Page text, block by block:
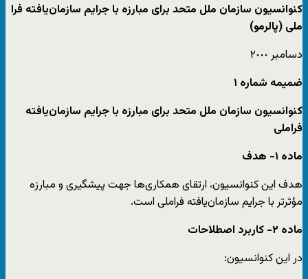
کنوانسیون سازمان ملل متحد برای مبارزه با جرایم سازمان‌یافته فرا
ملی (پالرمو)
دسامبر ٢٠٠٠
ضمیمه شماره ١
کنوانسیون سازمان ملل متحد برای مبارزه با جرایم سازمان‌یافته
فراملی
ماده ١- هدف
هدف این کنوانسیون، ارتقای همکاری‌ها جهت پیشگیری و مبارزه
مؤثرتر با جرایم سازمان‌یافته فراملی است.
ماده ٢- کاربرد اصطلاحات
در این کنوانسیون: